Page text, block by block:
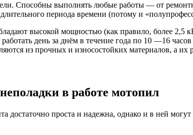
Способны выполнять любые работы — от
периода времени (потому и
высокой мощностью (как правило, более 2,5
день за днём в течение года по 10 —16
из прочных и износостойких материалов, а
в работе мотопил
достаточно проста и надежна, однако и в ней